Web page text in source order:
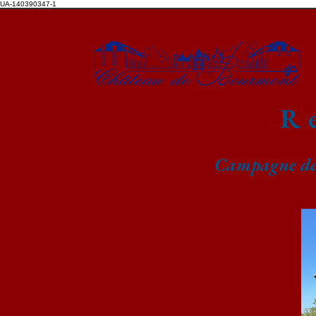
UA-140390347-1
Campagne